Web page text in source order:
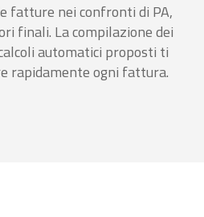
fatture nei confronti di PA,
finali. La compilazione dei
automatici proposti ti
rapidamente ogni fattura.